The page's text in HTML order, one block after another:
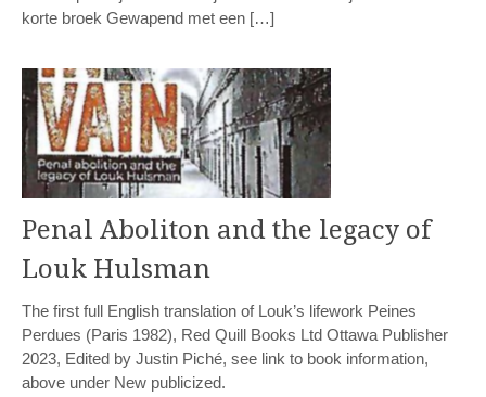
korte broek Gewapend met een […]
Penal Aboliton and the legacy of
Louk Hulsman
The first full English translation of Louk’s lifework Peines
Perdues (Paris 1982), Red Quill Books Ltd Ottawa Publisher
2023, Edited by Justin Piché, see link to book information,
above under New publicized.